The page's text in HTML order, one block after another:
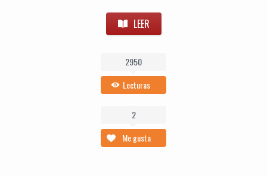
LEER
2950
Lecturas
2
Me gusta